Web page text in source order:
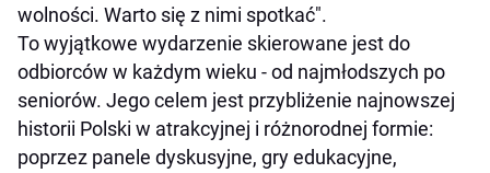
wolności. Warto się z nimi spotkać".
To wyjątkowe wydarzenie skierowane jest do
odbiorców w każdym wieku - od najmłodszych po
seniorów. Jego celem jest przybliżenie najnowszej
historii Polski w atrakcyjnej i różnorodnej formie:
poprzez panele dyskusyjne, gry edukacyjne,